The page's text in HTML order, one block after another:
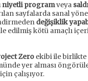
niyetli programveya
sayfalarda sanal
değişiklik
edilmiş kötü amaçlı
Zero ekibi ile
yer alması
çalışıyor.